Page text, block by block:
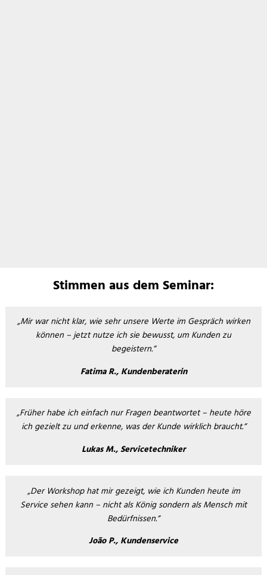
Stimmen aus dem Seminar
Stimmen aus dem Seminar:
„Mir war nicht klar, wie sehr unsere Werte im Gespräch wirken
können – jetzt nutze ich sie bewusst, um Kunden zu
begeistern.“
Fatima R., Kundenberaterin
„Früher habe ich einfach nur Fragen beantwortet – heute höre
ich gezielt zu und erkenne, was der Kunde wirklich braucht.“
Lukas M., Servicetechniker
„Der Workshop hat mir gezeigt, wie ich Kunden heute im
Service sehen kann – nicht als König sondern als Mensch mit
Bedürfnissen.“
João P., Kundenservice